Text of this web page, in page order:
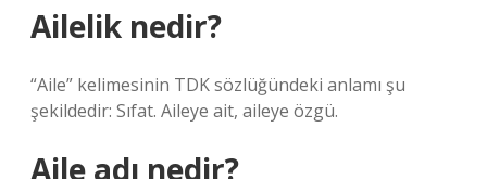
Ailelik nedir?
“Aile” kelimesinin TDK sözlüğündeki anlamı şu
şekildedir: Sıfat. Aileye ait, aileye özgü.
Aile adı nedir?